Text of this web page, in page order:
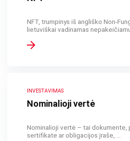
NFT, trumpinys iš angliško Non-
lietuviškai vadinamas nepakeičiamu
INVESTAVIMAS
Nominalioji vertė
Nominalioji vertė – tai dokumente,
sertifikate ar obligacijos įraše, ...